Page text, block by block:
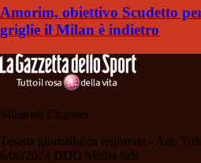
Amorim, obiettivo Scudetto
griglie il Milan è indietro
Milanisti Channel
Testata giornalistica registrata - Aut.
6/06/2024 DDD Media Srls